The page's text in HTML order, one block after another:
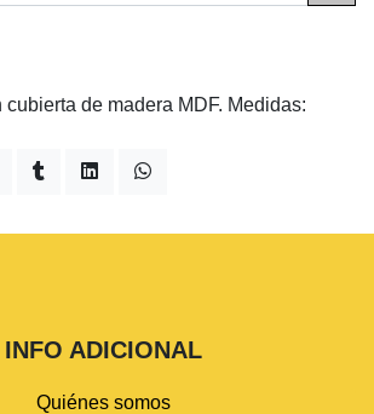
cubierta de madera MDF. Medidas:
INFO ADICIONAL
Quiénes somos